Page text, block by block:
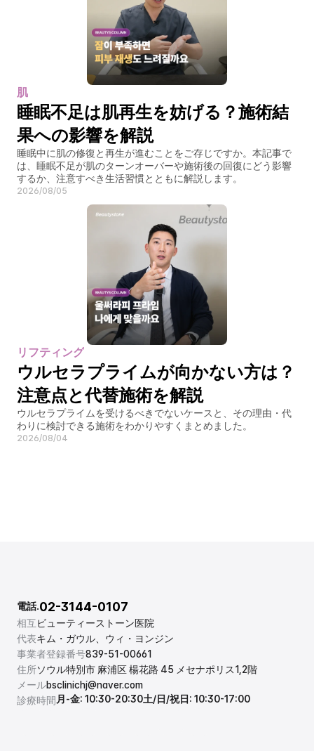
肌
睡眠不足は肌再生を妨げる？施術結
果への影響を解説
睡眠中に肌の修復と再生が進むことをご存じですか。本記事で
は、睡眠不足が肌のターンオーバーや施術後の回復にどう影響
するか、注意すべき生活習慣とともに解説します。
2026/08/05
リフティング
ウルセラプライムが向かない方は？
注意点と代替施術を解説
ウルセラプライムを受けるべきでないケースと、その理由・代
わりに検討できる施術をわかりやすくまとめました。
2026/08/04
相互ビューティーストーン医院
代表キム・ガウル、ウィ・ヨンジン
事業者登録番号839-51-00661
住所ソウル特別市 麻浦区 楊花路 45 メセナポリス1,2階
メールbsclinichj@naver.com
診療時間 月-金: 10:30-20:30土/日/祝日: 10:30-17:00
電話.02-3144-0107